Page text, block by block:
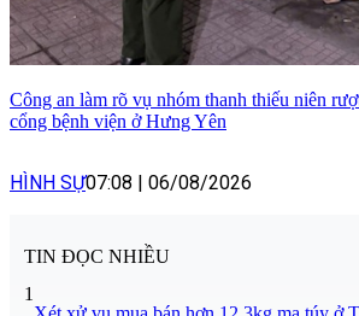
Công an làm rõ vụ nhóm thanh thiếu niên
cổng bệnh viện ở Hưng Yên
HÌNH SỰ07:08 06/08/2026
TIN ĐỌC NHIỀU
1